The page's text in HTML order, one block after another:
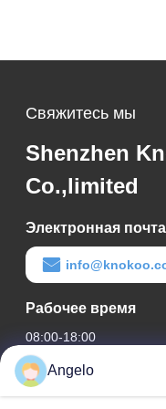
Свяжитесь мы
Shenzhen
Co.,limited
Электронная почта
Рабочее время
08:00-18:00
Наш адрес
Angelo